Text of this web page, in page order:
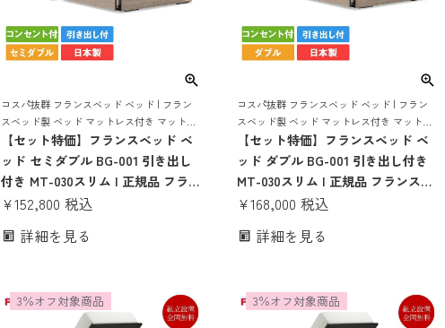
コスパ抜群 フランスベッド ベッド | フラン
スベッド製 ベッド マットレス付き マットレ
スセット ベッドセット ベット コンセント お
しゃれ コンパクト すのこ 収納 収納付き
【セット特価】フランスベッド ベ
ッド セミダブル BG-001 引き出し
付き MT-030スリム | 正規品 フラン
スベッド製 シングルベッド マット
セット マットレス付 コンセント 収
¥152,800 税込
詳細を見る
コスパ抜群 フランスベッド ベッド | フラン
スベッド製 ベッド マットレス付き マットレ
スセット ベッドセット ベット コンセント お
しゃれ コンパクト すのこ 収納 収納付き
【セット特価】フランスベッド ベ
ッド ダブル BG-001 引き出し付き
MT-030スリム | 正規品 フランスベ
ッド製 シングルベッド マットレス
ト マットレス付 コンセント 収納
¥168,000 税込
詳細を見る
3％オフ対象商品 3％オフ対象商品